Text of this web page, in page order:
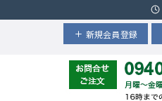
新規会員登録